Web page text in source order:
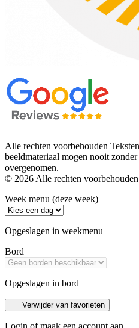
Alle rechten voorbehouden
beeldmateriaal mogen nooit
overgenomen.
© 2026 Alle rechten
Week menu (deze week)
Opgeslagen in weekmenu
Bord
Opgeslagen in bord
Verwijder van favorieten